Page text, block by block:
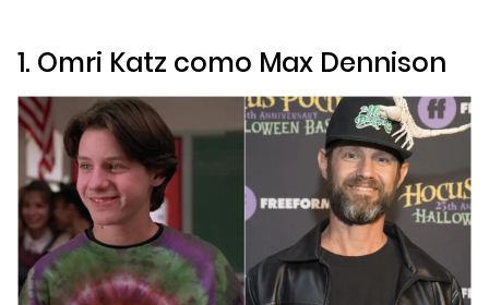
1. Omri Katz como Max Dennison